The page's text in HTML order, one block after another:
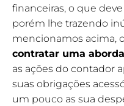
financeiras, o que
porém lhe trazendo
mencionamos acima,
contratar uma
as ações do contador
suas obrigações
um pouco as sua